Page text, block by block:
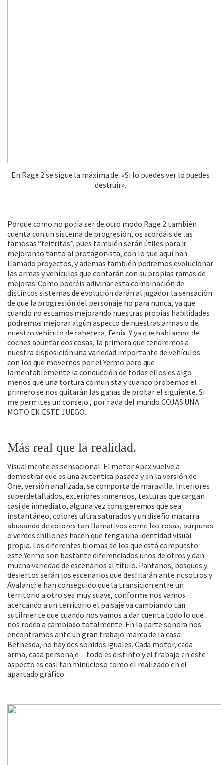
En Rage 2 se sigue la máxima de: «Si lo puedes ver lo puedes
destruir».
Porque como no podía ser de otro modo Rage 2 también
cuenta con un sistema de progresión, os acordáis de las
famosas “feltritas”, pues también serán útiles para ir
mejorando tanto al protagonista, con lo que aquí han
llamado proyectos, y ademas también podremos evolucionar
las armas y vehículos que contarán con su propias ramas de
mejoras. Como podréis adivinar esta combinación de
distintos sistemas de evolución darán al jugador la sensación
de que la progresión del personaje no para nunca, ya que
cuando no estamos mejorando nuestras propias habilidades
podremos mejorar algún aspecto de nuestras armas o de
nuestro vehículo de cabecera, Fenix. Y ya que hablamos de
coches apuntar dos cosas, la primera que tendremos a
nuestra disposición una variedad importante de vehículos
con los que movernos por el Yermo pero que
lamentablemente la conducción de todos ellos es algo
menos que una tortura comunista y cuando probemos el
primero se nos quitarán las ganas de probar el siguiente. Si
me permites un consejo , por nada del mundo COJAS UNA
MOTO EN ESTE JUEGO.
Más real que la realidad.
Visualmente es sensacional. El motor Apex vuelve a
demostrar que es una autentica pasada y en la versión de
One, versión analizada, se comporta de maravilla. Interiores
superdetallados, exteriores inmensos, texturas que cargan
casi de inmediato, alguna vez consigeremos que sea
instantáneo, colores ultra saturados y un diseño macarra
abusando de colores tan llamativos como los rosas, purpuras
o verdes chillones hacen que tenga una identidad visual
propia. Los diferentes biomas de los que está compuesto
este Yermo son bastante diferenciados unos de otros y dan
mucha variedad de escenarios al título. Pantanos, bosques y
desiertos serán los escenarios que desfilarán ante nosotros y
Avalanche han conseguido que la transición entre un
territorio a otro sea muy suave, conforme nos vamos
acercando a un territorio el paisaje va cambiando tan
sutilmente que cuando nos vamos a dar cuenta todo lo que
nos rodea a cambiado totalmente. En la parte sonora nos
encontramos ante un gran trabajo marca de la casa
Bethesda, no hay dos sonidos iguales. Cada motor, cada
arma, cada personaje…todo es distinto y el trabajo en este
aspecto es casi tan minucioso como el realizado en el
apartado gráfico.